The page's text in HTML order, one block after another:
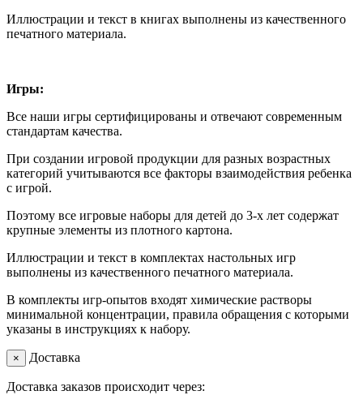
Иллюстрации и текст в книгах выполнены из качественного
печатного материала.
Игры:
Все наши игры сертифицированы и отвечают современным
стандартам качества.
При создании игровой продукции для разных возрастных
категорий учитываются все факторы взаимодействия ребенка
с игрой.
Поэтому все игровые наборы для детей до 3-х лет содержат
крупные элементы из плотного картона.
Иллюстрации и текст в комплектах настольных игр
выполнены из качественного печатного материала.
В комплекты игр-опытов входят химические растворы
минимальной концентрации, правила обращения с которыми
указаны в инструкциях к набору.
× Доставка
Доставка заказов происходит через: